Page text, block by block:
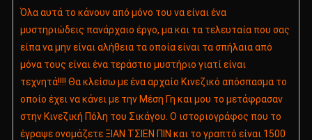
Όλα αυτά το κάνουν από μόνο του να είναι ένα
μυστηριώδεις πανάρχαιο έργο, μα και τα τελευταία που σας
είπα να μην είναι αλήθεια τα οποία είναι τα σπήλαια από
μόνα τους είναι ένα τεράστιο μυστήριο γιατί είναι
τεχνητά!!!! Θα κλείσω με ένα αρχαίο Κινεζικό απόσπασμα το
οποίο έχει να κάνει με την Μέση Γη και μου το μετάφρασαν
στην Κινεζική Πόλη του Σικάγου. Ο ιστοριογράφος που το
έγραψε ονομάζετε ΞΙΑΝ ΤΣΙΕΝ ΠΙΝ και το γραπτό είναι 1500